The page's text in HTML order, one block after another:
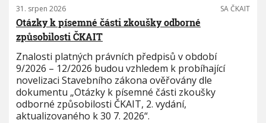
31. srpen 2026 SA ČKAIT
Otázky k písemné části zkoušky odborné
způsobilosti ČKAIT
Znalosti platných právních předpisů v období
9/2026 – 12/2026 budou vzhledem k probíhající
novelizaci Stavebního zákona ověřovány dle
dokumentu „Otázky k písemné části zkoušky
odborné způsobilosti ČKAIT, 2. vydání,
aktualizovaného k 30 7. 2026“.